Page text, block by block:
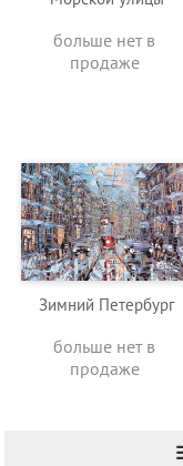
больше нет в
продаже
Зимний Петербург
больше нет в
продаже